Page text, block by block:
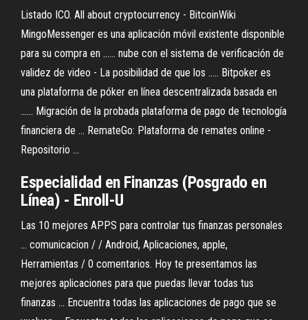
Listado ICO. All about cryptocurrency - BitcoinWiki
MingoMessenger es una aplicación móvil existente disponible
para su compra en ...... nube con el sistema de verificación de
validez de video - La posibilidad de que los ..... Bitpoker es
una plataforma de póker en línea descentralizada basada en
...... Migración de la probada plataforma de pago de tecnología
financiera de ... RemateGo: Plataforma de remates online -
Repositorio ...
Especialidad en Finanzas (Posgrado en
Línea) - Enroll-U
Las 10 mejores APPS para controlar tus finanzas personales
... comunicacion / / Android, Aplicaciones, apple,
Herramientas / 0 comentarios. Hoy te presentamos las
mejores aplicaciones para que puedas llevar todas tus
finanzas ... Encuentra todas las aplicaciones de pago que se